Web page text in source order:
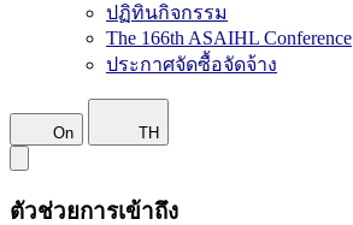
ปฏิทินกิจกรรม
The 166th ASAIHL Conference
ประกาศจัดซื้อจัดจ้าง
On TH
ตัวช่วยการเข้าถึง